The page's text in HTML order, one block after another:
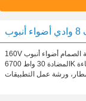
160V الألومنيوم مصلحة الارصاد الجوية الصمام أضواء أنبوب T8 سوبر السطوع، والصدمة
المضادة 30 واط 6700K تفاصيل سريعة أنبوب الإضاءة LED كفاءة عالية SMD LED لا